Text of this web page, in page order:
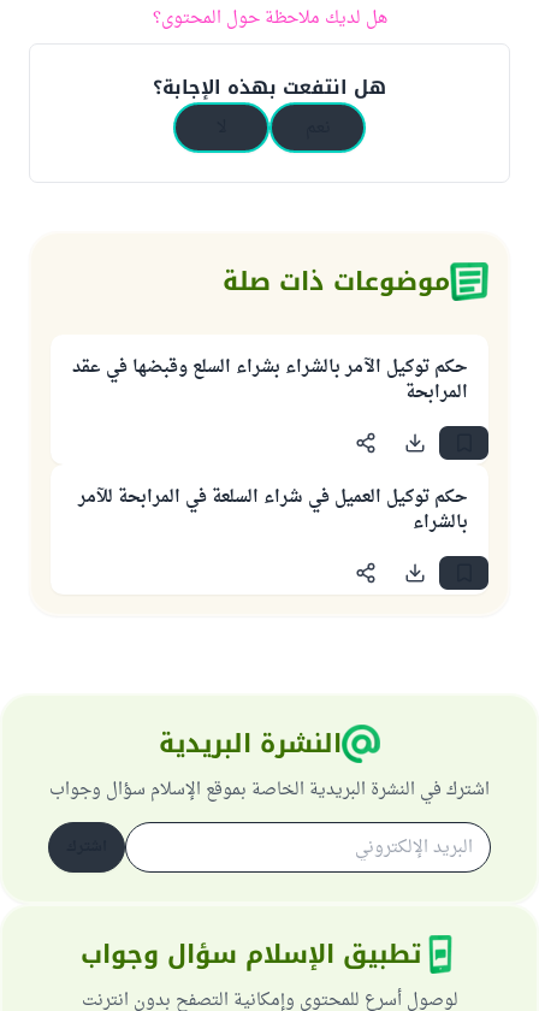
هل لديك ملاحظة حول المحتوى؟
هل انتفعت بهذه الإجابة؟
موضوعات ذات صلة
حكم توكيل الآمر بالشراء بشراء السلع وقبضها في عقد
المرابحة
حكم توكيل العميل في شراء السلعة في المرابحة للآمر
بالشراء
النشرة البريدية
اشترك في النشرة البريدية الخاصة بموقع الإسلام سؤال وجواب
تطبيق الإسلام سؤال وجواب
لوصول أسرع للمحتوى وإمكانية التصفح بدون انترنت